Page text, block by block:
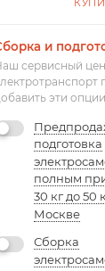
и
сервисный
эти опции
подготовка
полным
30 кг до 50
Москве
Сборка